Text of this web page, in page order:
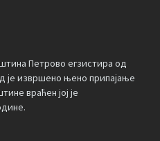
Петрово егзистира од
је извршено њено припајање
враћен јој је